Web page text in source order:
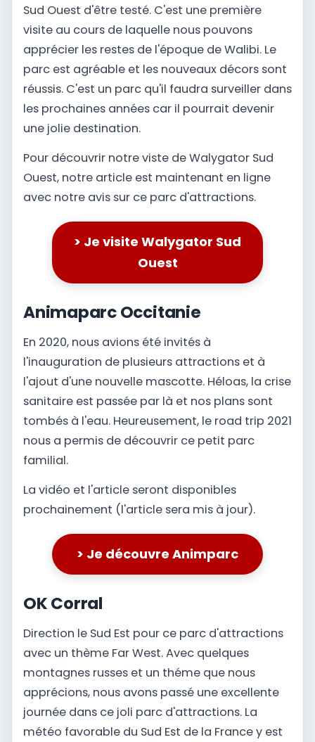
Sud Ouest d'être testé. C'est une première
visite au cours de laquelle nous pouvons
apprécier les restes de l'époque de Walibi. Le
parc est agréable et les nouveaux décors sont
réussis. C'est un parc qu'il faudra surveiller dans
les prochaines années car il pourrait devenir
une jolie destination.
Pour découvrir notre viste de Walygator Sud
Ouest, notre article est maintenant en ligne
avec notre avis sur ce parc d'attractions.
> Je visite Walygator Sud
Ouest
Animaparc Occitanie
En 2020, nous avions été invités à
l'inauguration de plusieurs attractions et à
l'ajout d'une nouvelle mascotte. Héloas, la crise
sanitaire est passée par là et nos plans sont
tombés à l'eau. Heureusement, le road trip 2021
nous a permis de découvrir ce petit parc
familial.
La vidéo et l'article seront disponibles
prochainement (l'article sera mis à jour).
> Je découvre Animparc
OK Corral
Direction le Sud Est pour ce parc d'attractions
avec un thème Far West. Avec quelques
montagnes russes et un théme que nous
apprécions, nous avons passé une excellente
journée dans ce joli parc d'attractions. La
météo favorable du Sud Est de la France y est